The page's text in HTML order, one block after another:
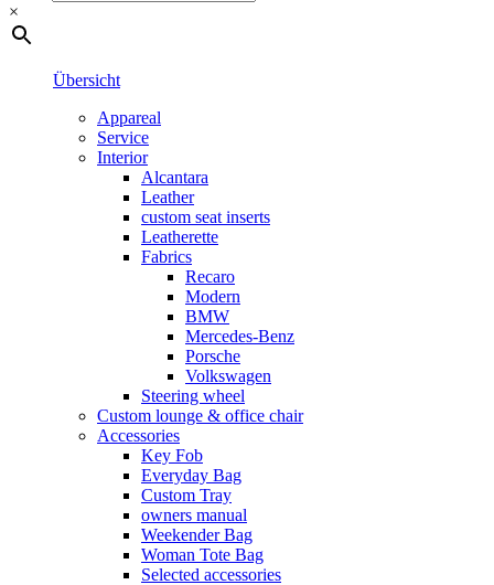
×
Übersicht
Appareal
Service
Interior
Alcantara
Leather
custom seat inserts
Leatherette
Fabrics
Recaro
Modern
BMW
Mercedes-Benz
Porsche
Volkswagen
Steering wheel
Custom lounge & office chair
Accessories
Key Fob
Everyday Bag
Custom Tray
owners manual
Weekender Bag
Woman Tote Bag
Selected accessories